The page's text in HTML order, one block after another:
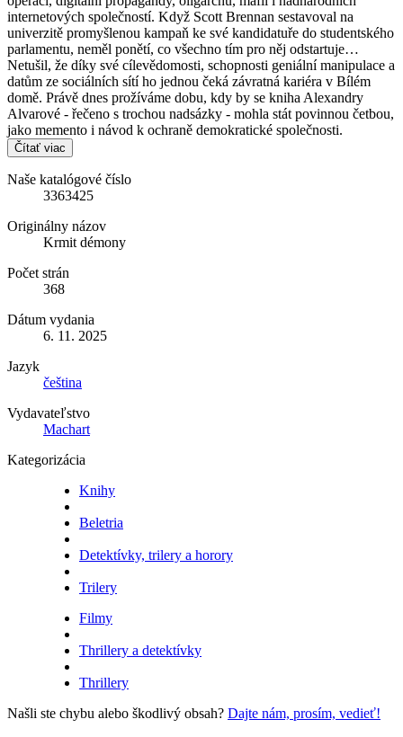
internetových společností. Když Scott Brennan sestavoval na
univerzitě promyšlenou kampaň ke své kandidatuře do studentského
parlamentu, neměl ponětí, co všechno tím pro něj odstartuje…
Netušil, že díky své cílevědomosti, schopnosti geniální manipulace a
datům ze sociálních sítí ho jednou čeká závratná kariéra v Bílém
domě. Právě dnes prožíváme dobu, kdy by se kniha Alexandry
Alvarové - řečeno s trochou nadsázky - mohla stát povinnou četbou,
jako memento i návod k ochraně demokratické společnosti.
Čítať viac
Naše katalógové číslo
3363425
Originálny názov
Krmit démony
Počet strán
368
Dátum vydania
6. 11. 2025
Jazyk
čeština
Vydavateľstvo
Machart
Kategorizácia
Knihy
Beletria
Detektívky, trilery a horory
Trilery
Filmy
Thrillery a detektívky
Thrillery
Našli ste chybu alebo škodlivý obsah? Dajte nám, prosím, vedieť!